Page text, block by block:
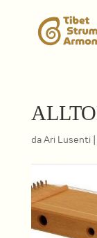
daAri Lusenti |